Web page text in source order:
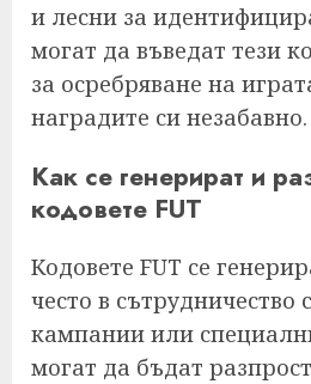
и лесни за
могат да въведат тези
за осребряване на
наградите си незабавно.
Как се генерират и
кодовете FUT
Кодовете FUT се
често в сътрудничество
кампании или
могат да бъдат